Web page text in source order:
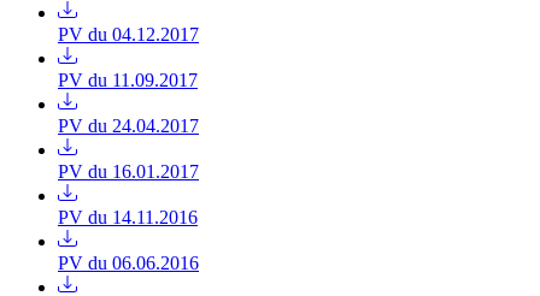
PV du 04.12.2017
PV du 11.09.2017
PV du 24.04.2017
PV du 16.01.2017
PV du 14.11.2016
PV du 06.06.2016